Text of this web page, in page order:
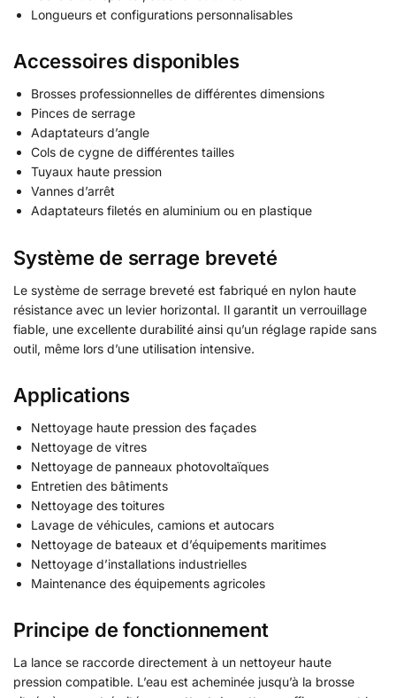
Longueurs et configurations personnalisables
Accessoires disponibles
Brosses professionnelles de différentes dimensions
Pinces de serrage
Adaptateurs d’angle
Cols de cygne de différentes tailles
Tuyaux haute pression
Vannes d’arrêt
Adaptateurs filetés en aluminium ou en plastique
Système de serrage breveté
Le système de serrage breveté est fabriqué en nylon haute
résistance avec un levier horizontal. Il garantit un verrouillage
fiable, une excellente durabilité ainsi qu’un réglage rapide sans
outil, même lors d’une utilisation intensive.
Applications
Nettoyage haute pression des façades
Nettoyage de vitres
Nettoyage de panneaux photovoltaïques
Entretien des bâtiments
Nettoyage des toitures
Lavage de véhicules, camions et autocars
Nettoyage de bateaux et d’équipements maritimes
Nettoyage d’installations industrielles
Maintenance des équipements agricoles
Principe de fonctionnement
La lance se raccorde directement à un nettoyeur haute
pression compatible. L’eau est acheminée jusqu’à la brosse